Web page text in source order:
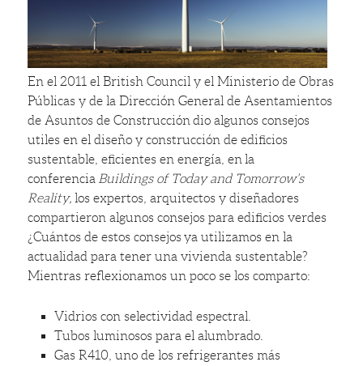
En el 2011 el British Council y el Ministerio de Obras
Públicas y de la Dirección General de Asentamientos
de Asuntos de Construcción dio algunos consejos
utiles en el diseño y construcción de edificios
sustentable, eficientes en energía, en la
conferencia Buildings of Today and Tomorrow’s
Reality, los expertos, arquitectos y diseñadores
compartieron algunos consejos para edificios verdes
¿Cuántos de estos consejos ya utilizamos en la
actualidad para tener una vivienda sustentable?
Mientras reflexionamos un poco se los comparto:
Vidrios con selectividad espectral.
Tubos luminosos para el alumbrado.
Gas R410, uno de los refrigerantes más